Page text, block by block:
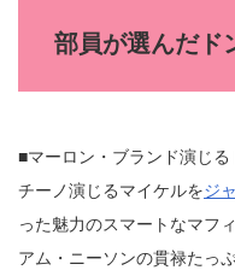
部員が選んだド
■マーロン・ブランド演じる
チーノ演じるマイケルをジ
った魅力のスマートなマフ
アム・ニーソンの貫禄たっ